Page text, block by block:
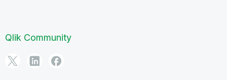
Qlik Community